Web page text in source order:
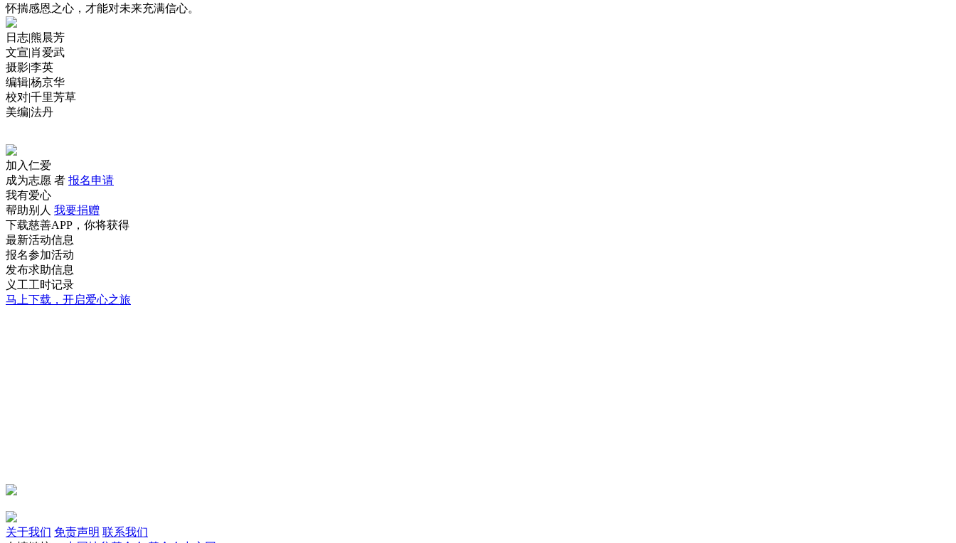
怀揣感恩之心，才能对未来充满信心。
日志|熊晨芳
文宣|肖爱武
摄影|李英
编辑|杨京华
校对|千里芳草
美编|法丹
加入仁爱
成为志愿 者 报名申请
我有爱心
帮助别人 我要捐赠
下载慈善APP，你将获得
最新活动信息
报名参加活动
发布求助信息
义工工时记录
马上下载，开启爱心之旅
关于我们 免责声明 联系我们